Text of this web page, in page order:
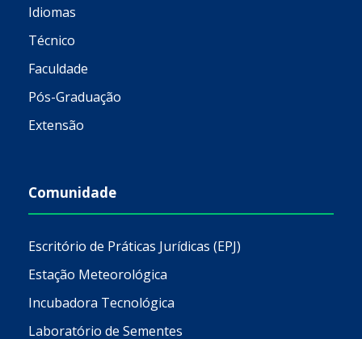
Idiomas
Técnico
Faculdade
Pós-Graduação
Extensão
Comunidade
Escritório de Práticas Jurídicas (EPJ)
Estação Meteorológica
Incubadora Tecnológica
Laboratório de Sementes